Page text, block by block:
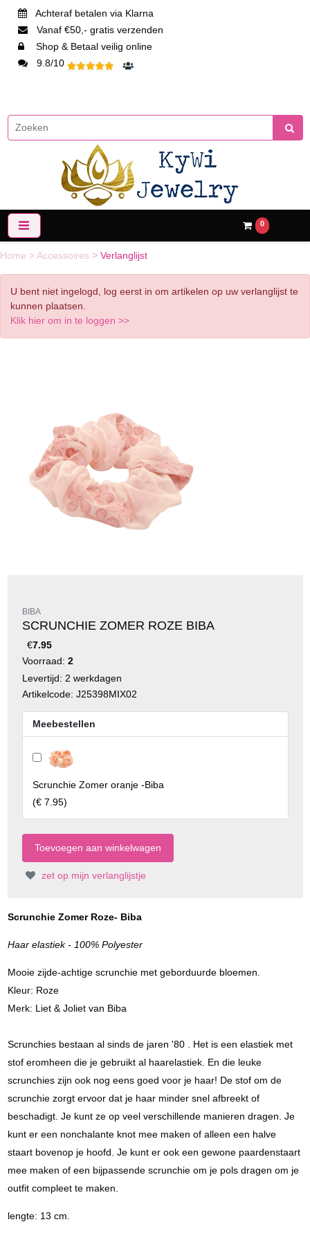
Achteraf betalen via Klarna
Vanaf €50,- gratis verzenden
Shop & Betaal veilig online
9.8/10
0
Home >Accessoires > Verlanglijst
U bent niet ingelogd, log eerst in om artikelen op uw verlanglijst te
kunnen plaatsen.
Klik hier om in te loggen >>
BIBA
SCRUNCHIE ZOMER ROZE BIBA
€7.95
Voorraad: 2
Levertijd: 2 werkdagen
Artikelcode: J25398MIX02
Meebestellen
Scrunchie Zomer oranje -Biba
(€ 7.95)
zet op mijn verlanglijstje
Scrunchie Zomer Roze- Biba
Haar elastiek - 100% Polyester
Mooie zijde-achtige scrunchie met geborduurde bloemen.
Kleur: Roze
Merk: Liet & Joliet van Biba
Scrunchies bestaan al sinds de jaren '80 . Het is een elastiek met
stof eromheen die je gebruikt al haarelastiek. En die leuke
scrunchies zijn ook nog eens goed voor je haar! De stof om de
scrunchie zorgt ervoor dat je haar minder snel afbreekt of
beschadigt. Je kunt ze op veel verschillende manieren dragen. Je
kunt er een nonchalante knot mee maken of alleen een halve
staart bovenop je hoofd. Je kunt er ook een gewone paardenstaart
mee maken of een bijpassende scrunchie om je pols dragen om je
outfit compleet te maken.
lengte: 13 cm.